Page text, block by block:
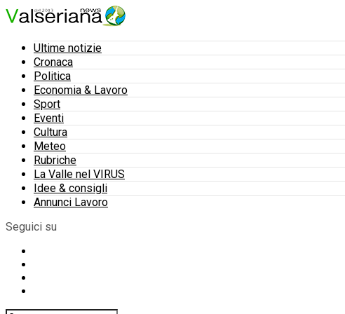
Ultime notizie
Cronaca
Politica
Economia & Lavoro
Sport
Eventi
Cultura
Meteo
Rubriche
La Valle nel VIRUS
Idee & consigli
Annunci Lavoro
Seguici su